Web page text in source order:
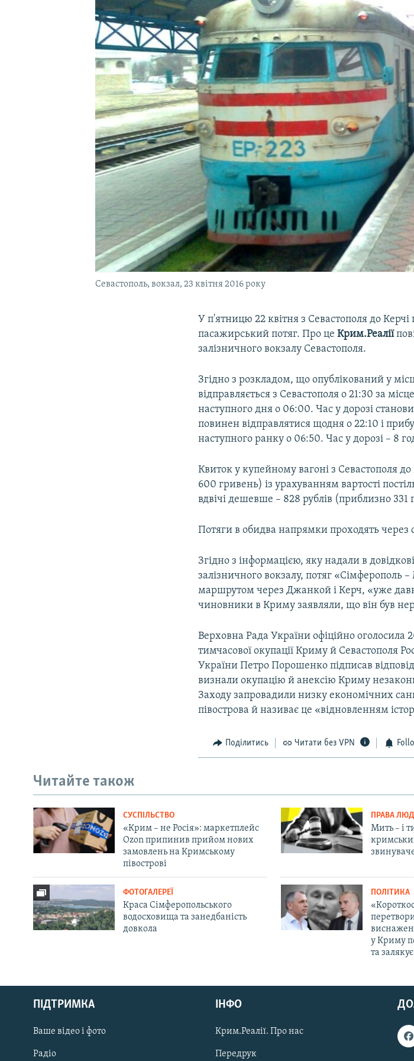
УКРАЇНСЬКА ПРОБЛЕМА КРИМУ
Русский
Qırımtatar
ДОЛУЧАЙСЯ!
Севастополь, вокзал, 23 квітня 2016 року
У п'ятницю 22 квітня з Севастополя до
пасажирський потяг. Про цеКрим.Реалії
залізничного вокзалу Севастополя.
Згідно з розкладом, що опублікований у
відправляється з Севастополя о 21:30 за
наступного дня о 06:00. Час у дорозі
повинен відправлятися щодня о 22:10 і
наступного ранку о 06:50. Час у дорозі – 8
Квиток у купейному вагоні з Севастополя
600 гривень) із урахуванням вартості
вдвічі дешевше – 828 рублів (приблизно 331
Потяги в обидва напрямки проходять через
Згідно з інформацією, яку надали в
залізничного вокзалу, потяг «Сімферополь
маршрутом через Джанкой і Керч, «уже
чиновники в Криму заявляли, що він був
Верховна Рада України офіційно оголосила
тимчасової окупації Криму й Севастополя
України Петро Порошенко підписав
визнали окупацію й анексію Криму
Заходу запровадили низку економічних
півострова й називає це «відновленням
Поділитись Читати без VPN
Читайте також
СУСПІЛЬСТВО
«Крим – не Росія»: маркетплейс
Ozon припинив прийом нових
замовлень на Кримському
півострові
ПРАВА
Мить – і
ФОТОГАЛЕРЕЇ
Краса Сімферопольського
водосховища та занедбаність
довкола
ПОЛІТИКА
у Криму
та
ПІДТРИМКА
Ваше відео і фото
Радіо
ІНФО
Крим.Реалії. Про нас
Передрук